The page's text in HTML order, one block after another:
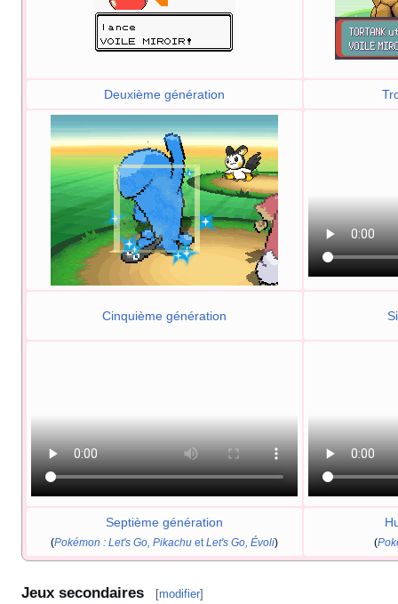
Deuxième génération
Cinquième génération
Septième génération
(Pokémon : Let's Go, Pikachu et Let's Go, Évoli) (
Jeux secondaires [modifier]